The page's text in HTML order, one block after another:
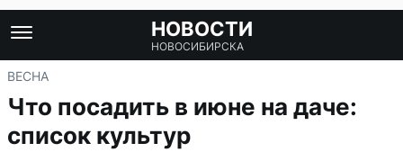
НОВОСТИ
НОВОСИБИРСКА
ВЕСНА
Что посадить в июне на даче:
список культур